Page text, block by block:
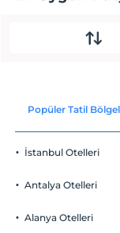
Popüler Tatil
İstanbul Otelleri
Antalya Otelleri
Alanya Otelleri